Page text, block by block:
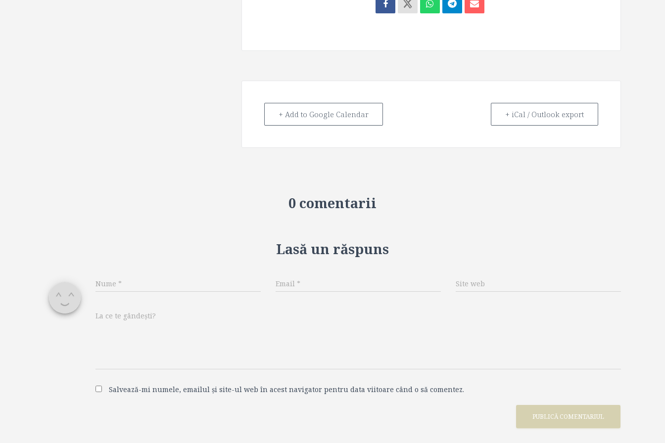
+ Add to Google Calendar + iCal / Outlook export
0 comentarii
Lasă un răspuns
Nume * Email * Site web
La ce te gândești?
Salvează-mi numele, emailul și site-ul web în acest navigator pentru data viitoare când o să comentez.